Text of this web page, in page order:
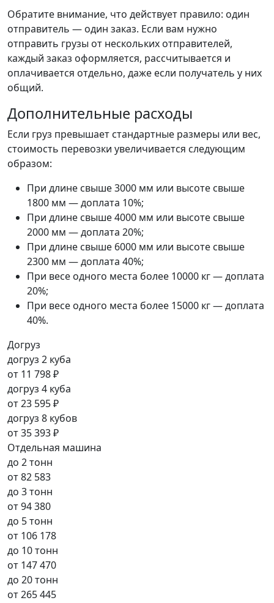
Обратите внимание, что действует правило: один
отправитель — один заказ. Если вам нужно
отправить грузы от нескольких отправителей,
каждый заказ оформляется, рассчитывается и
оплачивается отдельно, даже если получатель у них
общий.
Дополнительные расходы
Если груз превышает стандартные размеры или вес,
стоимость перевозки увеличивается следующим
образом:
При длине свыше 3000 мм или высоте свыше
1800 мм — доплата 10%;
При длине свыше 4000 мм или высоте свыше
2000 мм — доплата 20%;
При длине свыше 6000 мм или высоте свыше
2300 мм — доплата 40%;
При весе одного места более 10000 кг — доплата
20%;
При весе одного места более 15000 кг — доплата
40%.
Догруз
догруз 2 куба
от 11 798 ₽
догруз 4 куба
от23 595 ₽
догруз 8 кубов
от35 393 ₽
Отдельная машина
до 2 тонн
от82 583
до 3 тонн
от94 380
до 5 тонн
от 106 178
до 10 тонн
от 147 470
до 20 тонн
от265 445